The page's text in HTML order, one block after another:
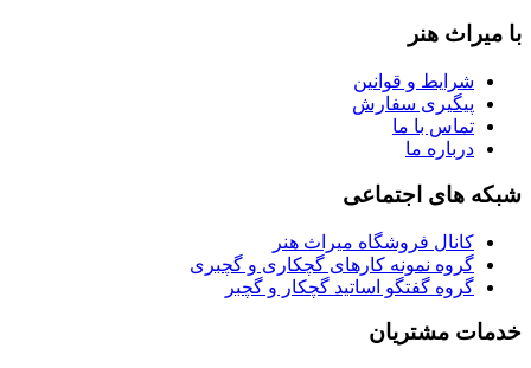
با میراث هنر
شرایط و قوانین
پیگیری سفارش
تماس با ما
درباره ما
شبکه های اجتماعی
کانال فروشگاه میراث هنر
گروه نمونه کارهای گچکاری و گچبری
گروه گفتگو اساتید گچکار و گچبر
خدمات مشتریان